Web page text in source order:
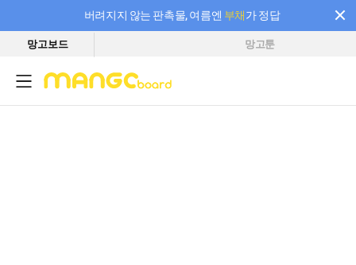
버려지지 않는 판촉물, 여름엔 부채가 정답
필요한 만큼 충전하고 끊김 없이 작업하세요! 새로워진 AI 부스터 요금제
망고보드 망고툰